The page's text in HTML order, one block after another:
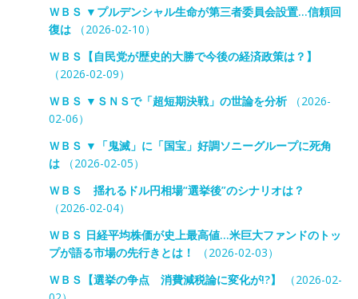
ＷＢＳ ▼プルデンシャル生命が第三者委員会設置…信頼回
復は（2026-02-10）
ＷＢＳ【自民党が歴史的大勝で今後の経済政策は？】
（2026-02-09）
ＷＢＳ ▼ＳＮＳで「超短期決戦」の世論を分析（2026-
02-06）
ＷＢＳ ▼「鬼滅」に「国宝」好調ソニーグループに死角
は（2026-02-05）
ＷＢＳ 揺れるドル円相場“選挙後”のシナリオは？
（2026-02-04）
ＷＢＳ 日経平均株価が史上最高値…米巨大ファンドのトッ
プが語る市場の先行きとは！
（2026-02-03）
ＷＢＳ【選挙の争点 消費減税論に変化が!?】
（2026-02-